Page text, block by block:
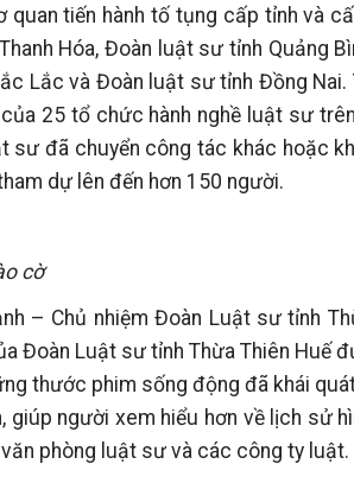
tiến hành tố tụng cấp tỉnh và
Hóa, Đoàn luật sư tỉnh Quảng
Lắc và Đoàn luật sư tỉnh Đồng Nai.
25 tổ chức hành nghề luật sư
sư đã chuyển công tác khác hoặc
dự lên đến hơn 150 người.
cờ
– Chủ nhiệm Đoàn Luật sư tỉnh
Đoàn Luật sư tỉnh Thừa Thiên Huế
thước phim sống động đã khái
người xem hiểu hơn về lịch sử
phòng luật sư và các công ty luật.